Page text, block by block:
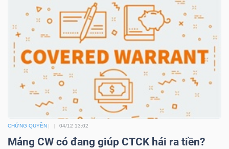
CHỨNG QUYỀN 04/12 13:02
Mảng CW có đang giúp CTCK hái ra tiền?
PHIẾU
CÔNG
CỤ
ĐẦU
TƯ
TRUY